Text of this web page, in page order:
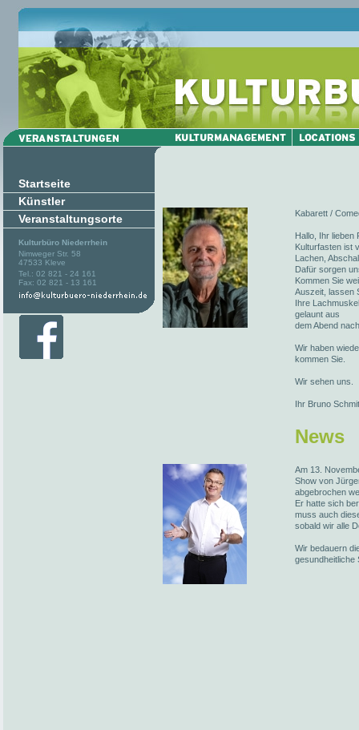
Startseite
Künstler
Veranstaltungsorte
Kulturbüro Niederrhein
Nimweger Str. 58
47533 Kleve
Tel.: 02 821 - 24 161
Fax: 02 821 - 13 161
Kabarett /
Hallo, Ihr lieben
Kulturfasten ist
Lachen,
Dafür sorgen
Kommen Sie
Auszeit, lassen
Ihre
gelaunt aus
dem Abend
Wir haben
kommen Sie.
Wir sehen uns.
Ihr Bruno
News
Am 13.
Show von
abgebrochen
Er hatte sich
muss auch
sobald wir alle
Wir bedauern
gesundheitliche